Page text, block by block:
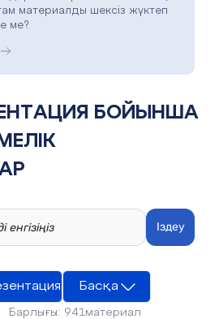
материалды шексіз жүктеп
ме?
Іздеу
Басқа
Барлығы: 941материал